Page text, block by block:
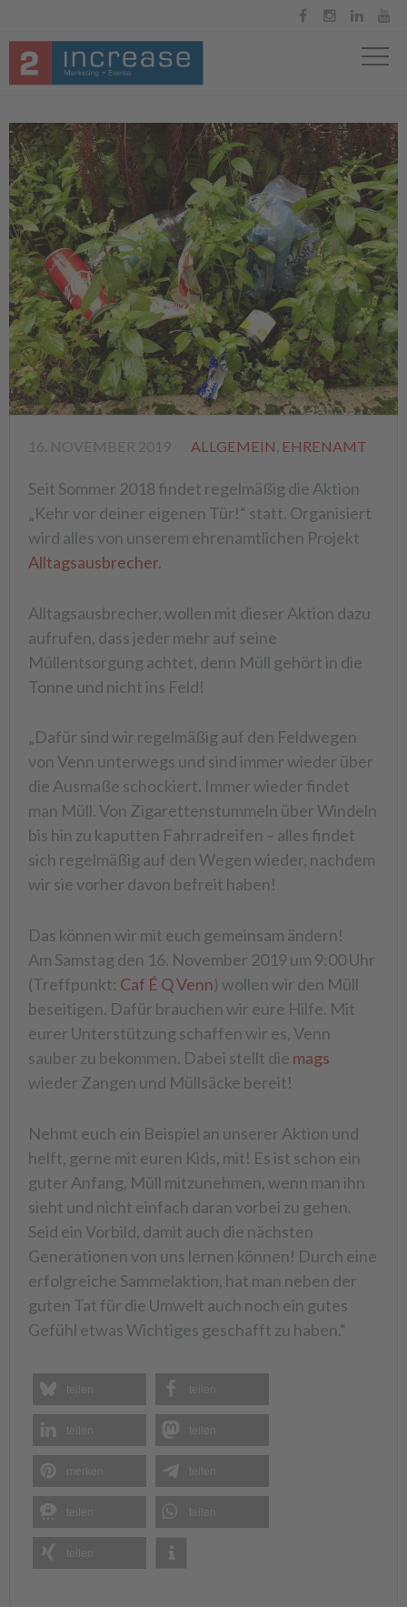
   
16. NOVEMBER 2019 ALLGEMEIN EHRENAMT
Seit Sommer 2018 findet regelmäßig die Aktion
„Kehr vor deiner eigenen Tür!“ statt. Organisiert
wird alles von unserem ehrenamtlichen Projekt
Alltagsausbrecher.
Alltagsausbrecher, wollen mit dieser Aktion dazu
aufrufen, dass jeder mehr auf seine
Müllentsorgung achtet, denn Müll gehört in die
Tonne und nicht ins Feld!
„Dafür sind wir regelmäßig auf den Feldwegen
von Venn unterwegs und sind immer wieder über
die Ausmaße schockiert. Immer wieder findet
man Müll. Von Zigarettenstummeln über Windeln
bis hin zu kaputten Fahrradreifen – alles findet
sich regelmäßig auf den Wegen wieder, nachdem
wir sie vorher davon befreit haben!
Das können wir mit euch gemeinsam ändern!
Am Samstag den 16. November 2019 um 9:00 Uhr
(Treffpunkt: Caf É Q Venn) wollen wir den Müll
beseitigen. Dafür brauchen wir eure Hilfe. Mit
eurer Unterstützung schaffen wir es, Venn
sauber zu bekommen. Dabei stellt die mags
wieder Zangen und Müllsäcke bereit!
Nehmt euch ein Beispiel an unserer Aktion und
helft, gerne mit euren Kids, mit! Es ist schon ein
guter Anfang, Müll mitzunehmen, wenn man ihn
sieht und nicht einfach daran vorbei zu gehen.
Seid ein Vorbild, damit auch die nächsten
Generationen von uns lernen können! Durch eine
erfolgreiche Sammelaktion, hat man neben der
guten Tat für die Umwelt auch noch ein gutes
Gefühl etwas Wichtiges geschafft zu haben.“
teilen teilen
teilen teilen
teilen
teilen teilen
teilen